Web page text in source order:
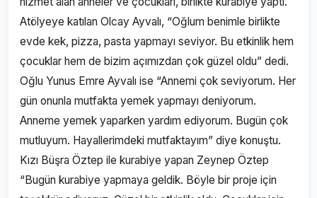
Atölyeye katılan Olcay Ayvalı, “Oğlum benimle birlikte
evde kek, pizza, pasta yapmayı seviyor. Bu etkinlik hem
çocuklar hem de bizim açımızdan çok güzel oldu” dedi.
Oğlu Yunus Emre Ayvalı ise “Annemi çok seviyorum. Her
gün onunla mutfakta yemek yapmayı deniyorum.
Anneme yemek yaparken yardım ediyorum. Bugün çok
mutluyum. Hayallerimdeki mutfaktayım” diye konuştu.
Kızı Büşra Öztep ile kurabiye yapan Zeynep Öztep
“Bugün kurabiye yapmaya geldik. Böyle bir proje için